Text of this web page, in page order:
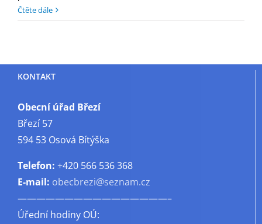
textu
s
hrad
Čtěte dále
KONTAKT
Obecní úřad Březí
Březí 57
594 53 Osová Bítýška
Telefon: +420 566 536 368
E-mail: obecbrezi@seznam.cz
————————————————–
Úřední hodiny OÚ: